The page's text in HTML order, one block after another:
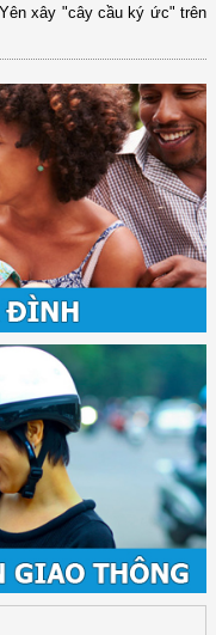
xây "cây cầu ký ức" trên